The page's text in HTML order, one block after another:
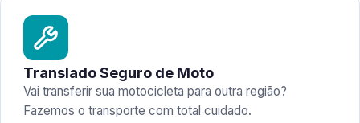
Translado Seguro de Moto
Vai transferir sua motocicleta para outra região?
Fazemos o transporte com total cuidado.